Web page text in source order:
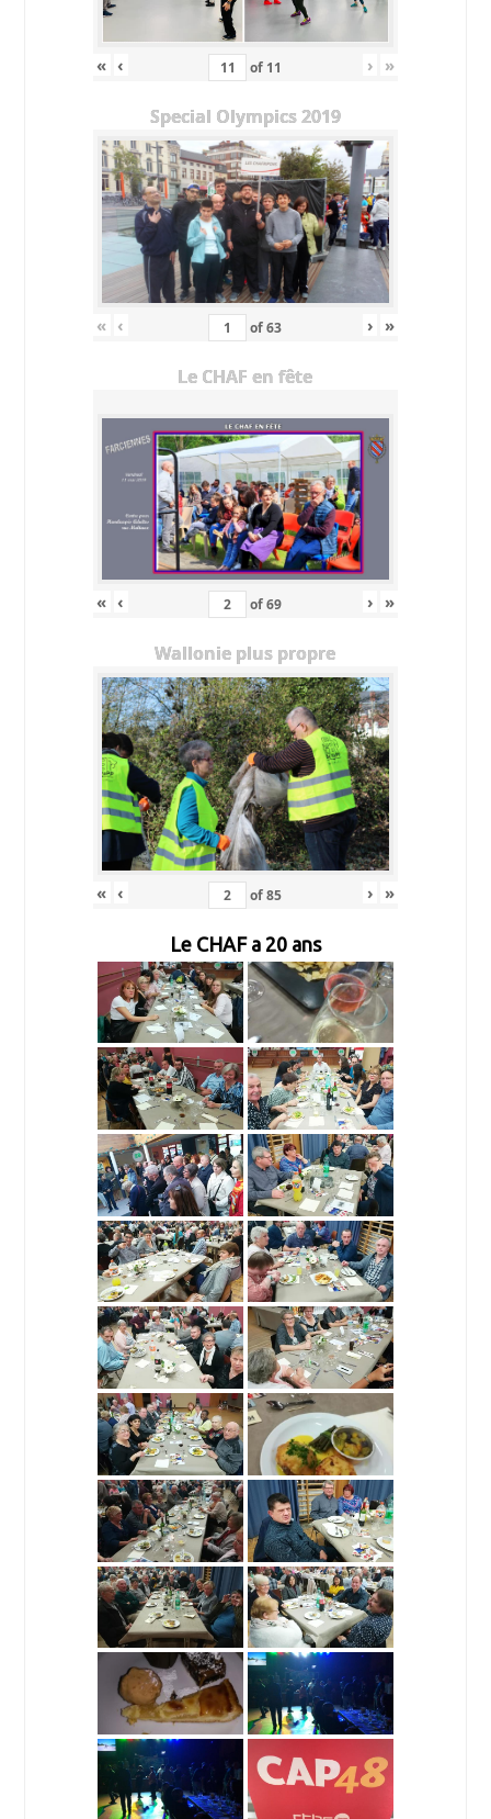
« ‹ of 11 › »
Special Olympics 2019
« ‹ of63 › »
Le CHAF en fête
« ‹ of69 › »
Wallonie plus propre
« ‹ of85 › »
Le CHAF a 20 ans